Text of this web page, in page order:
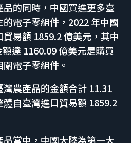
的同時，中國買進更多臺
電子零組件，2022 年中國
易額 1859.2 億美元，其中
達 1160.09 億美元是購買
電子零組件。
農產品的金額合計 11.31
自臺灣進口貿易額 1859.2
當中，中國大陸為第一大